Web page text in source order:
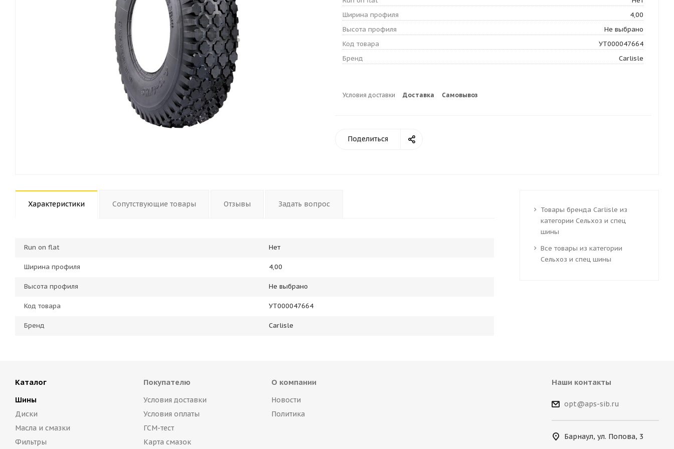
Ширина профиля
4,00
Высота профиля
Не выбрано
Код товара
УТ000047664
Бренд
Carlisle
Условия доставки Доставка Самовывоз
Поделиться
Характеристики Сопутствующие товары Отзывы Задать вопрос
Run on flat Нет
Ширина профиля 4,00
Высота профиля Не выбрано
Код товара УТ000047664
Бренд Carlisle
Товары бренда Carlisle из
категории Сельхоз и спец
шины
Все товары из категории
Сельхоз и спец шины
Каталог
Шины
Диски
Масла и смазки
Фильтры
Покупателю
Условия доставки
Условия оплаты
ГСМ-тест
Карта смазок
О компании
Новости
Политика
Наши контакты
opt@aps-sib.ru
Барнаул, ул. Попова, 3